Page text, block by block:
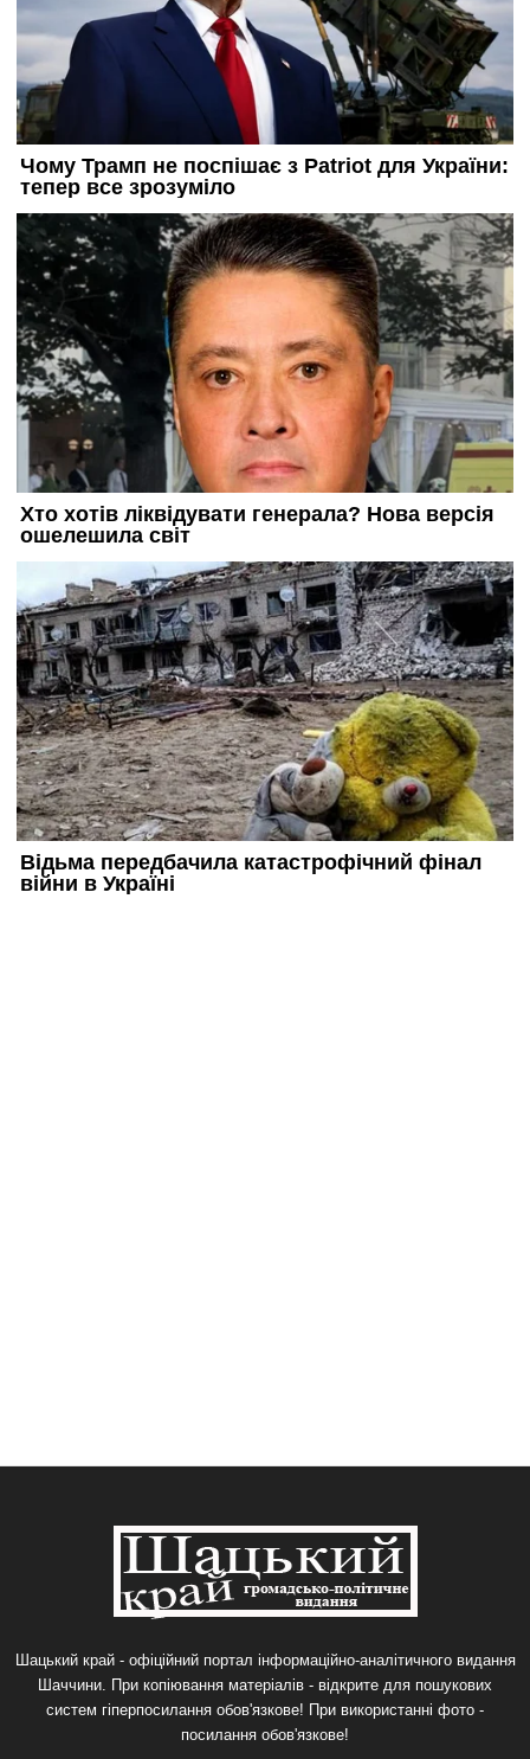
Шацький край - офіційний портал інформаційно-аналітичного видання
Шаччини. При копіювання матеріалів - відкрите для пошукових
систем гіперпосилання обов'язкове! При використанні фото -
посилання обов'язкове!